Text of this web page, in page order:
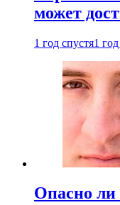
может
1 год спустя1
Опасно ли